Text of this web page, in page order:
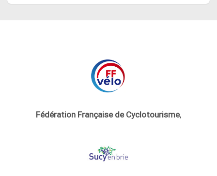
Fédération Française de Cyclotourisme,